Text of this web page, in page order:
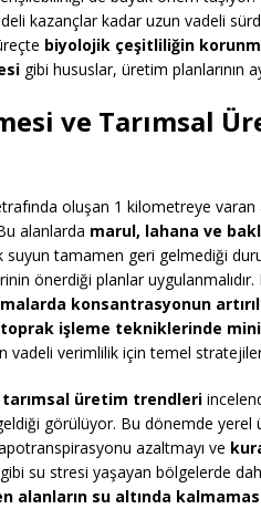
kazançlar kadar uzun vadeli
biyolojik çeşitliliğin
gibi hususlar, üretim planlarının
ve Tarımsal
oluşan 1 kilometreye
alanlarda marul, lahana ve
suyun tamamen geri gelmediği
önerdiği planlar
konsantrasyonun
toprak işleme tekniklerinde
vadeli verimlilik için temel stratejiler
tarımsal üretim trendleri
görülüyor. Bu dönemde yerel
azaltmayı ve
su stresi yaşayan bölgelerde
alanların su altında